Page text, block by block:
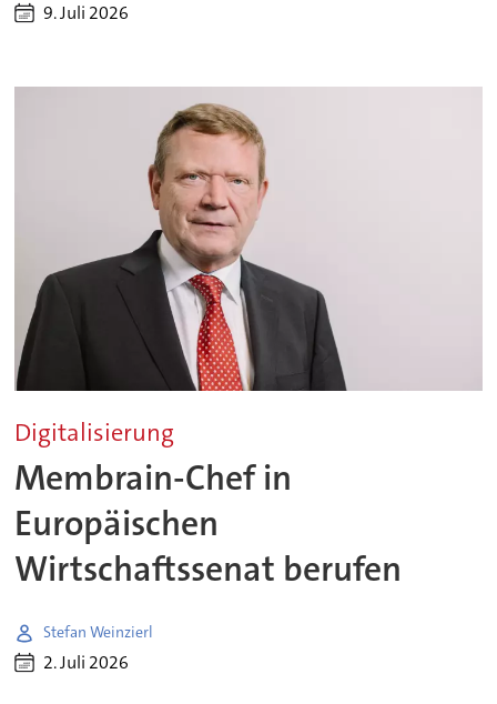
9. Juli 2026
Digitalisierung
Membrain-Chef in
Europäischen
Wirtschaftssenat berufen
Stefan Weinzierl
2. Juli 2026